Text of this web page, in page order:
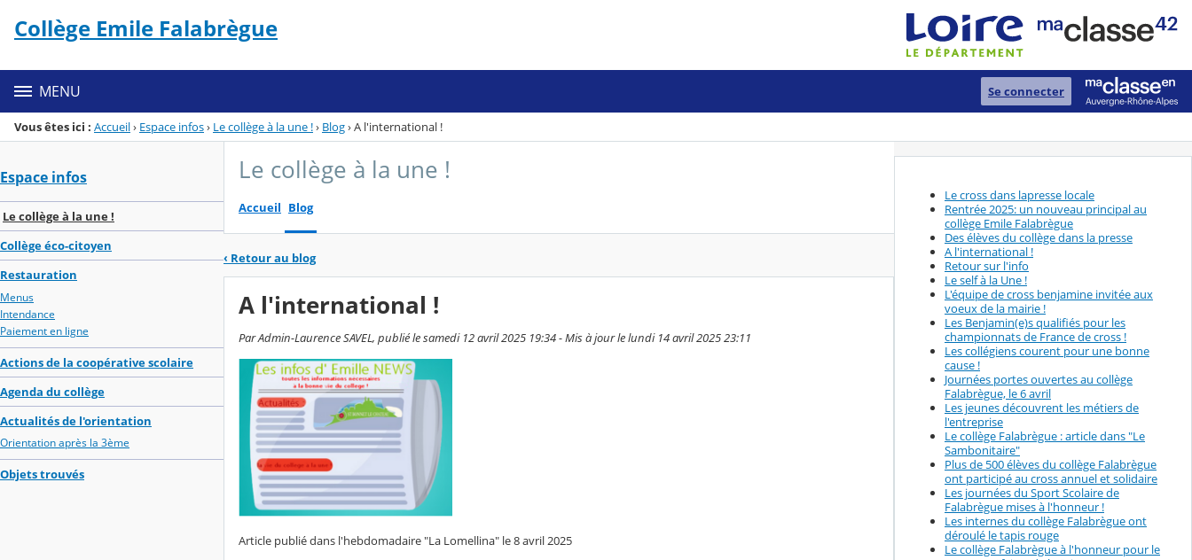
Menu de la rubrique
Contenu
Collège Emile Falabrègue
MENU Se connecter
Vous êtes ici : Accueil› Espace infos› Le collège à la une !› Blog›A l'international !
Espace infos
Le collège à la une !
Collège éco-citoyen
Restauration
Menus
Intendance
Paiement en ligne
Actions de la coopérative scolaire
Agenda du collège
Actualités de l'orientation
Orientation après la 3ème
Objets trouvés
Le collège à la une !
Accueil Blog
‹ Retour au blog
A l'international !
Par Admin-Laurence SAVEL, publié le samedi 12 avril 2025 19:34 - Mis à jour le lundi 14 avril 2025 23:11
Article publié dans l'hebdomadaire "La Lomellina" le 8 avril 2025
Le cross dans lapresse locale
Rentrée 2025: un nouveau principal au
collège Emile Falabrègue
Des élèves du collège dans la presse
A l'international !
Retour sur l'info
Le self à la Une !
L'équipe de cross benjamine invitée aux
voeux de la mairie !
Les Benjamin(e)s qualifiés pour les
championnats de France de cross !
Les collégiens courent pour une bonne
cause !
Journées portes ouvertes au collège
Falabrègue, le 6 avril
Les jeunes découvrent les métiers de
l'entreprise
Le collège Falabrègue : article dans "Le
Sambonitaire"
Plus de 500 élèves du collège Falabrègue
ont participé au cross annuel et solidaire
Les journées du Sport Scolaire de
Falabrègue mises à l'honneur !
Les internes du collège Falabrègue ont
déroulé le tapis rouge
Le collège Falabrègue à l'honneur pour le